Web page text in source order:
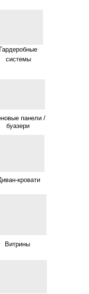
Витрины
кровати
Гардеробные
системы
панели /
буазери